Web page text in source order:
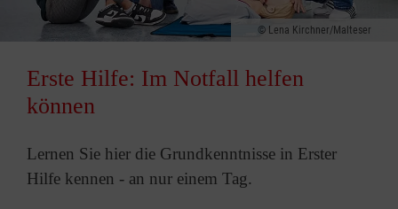
Lena Kirchner/Malteser
Erste Hilfe: Im Notfall helfen
können
Lernen Sie hier die Grundkenntnisse in Erster
Hilfe kennen - an nur einem Tag.